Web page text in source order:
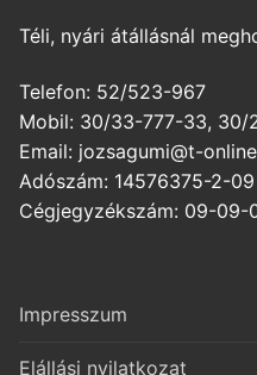
Téli, nyári átállásnál
Telefon: 52/523-967
Mobil: 30/33-777-33, 30/
Email: jozsagumi@t-
Adószám: 14576375-2-09
Cégjegyzékszám: 09-09-
Impresszum
Elállási nyilatkozat